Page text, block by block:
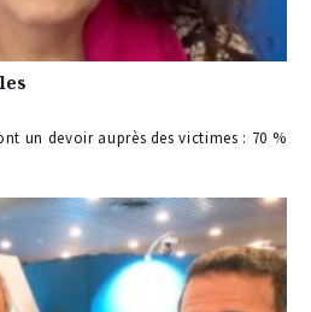
un devoir auprès des victimes : 70 %